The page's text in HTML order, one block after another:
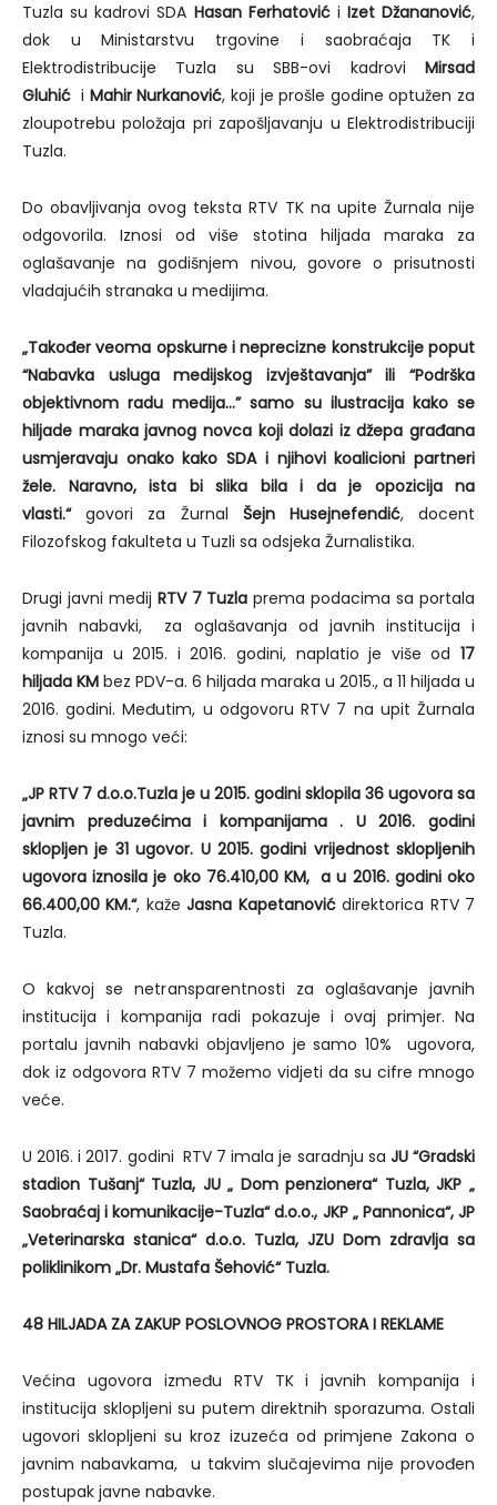
Tuzla su kadrovi SDA Hasan Ferhatović i Izet Džananović,
dok u Ministarstvu trgovine i saobraćaja TK i
Elektrodistribucije Tuzla su SBB-ovi kadrovi Mirsad
Gluhić i Mahir Nurkanović, koji je prošle godine optužen za
zloupotrebu položaja pri zapošljavanju u Elektrodistribuciji
Tuzla.
Do obavljivanja ovog teksta RTV TK na upite Žurnala nije
odgovorila. Iznosi od više stotina hiljada maraka za
oglašavanje na godišnjem nivou, govore o prisutnosti
vladajućih stranaka u medijima.
„Također veoma opskurne i neprecizne konstrukcije poput
“Nabavka usluga medijskog izvještavanja” ili “Podrška
objektivnom radu medija…” samo su ilustracija kako se
hiljade maraka javnog novca koji dolazi iz džepa građana
usmjeravaju onako kako SDA i njihovi koalicioni partneri
žele. Naravno, ista bi slika bila i da je opozicija na
vlasti.“govori za Žurnal Šejn Husejnefendić, docent
Filozofskog fakulteta u Tuzli sa odsjeka Žurnalistika.
Drugi javni medij RTV 7 Tuzlaprema podacima sa portala
javnih nabavki, za oglašavanja od javnih institucija i
kompanija u 2015. i 2016. godini, naplatio je više od 17
hiljada KM bez PDV-a. 6 hiljada maraka u 2015., a 11 hiljada u
2016. godini. Međutim, u odgovoru RTV 7 na upit Žurnala
iznosi su mnogo veći:
„JP RTV 7 d.o.o.Tuzla je u 2015. godini sklopila 36 ugovora sa
javnim preduzećima i kompanijama . U 2016. godini
sklopljen je 31 ugovor. U 2015. godini vrijednost sklopljenih
ugovora iznosila je oko 76.410,00 KM, a u 2016. godini oko
66.400,00 KM.“, kažeJasna Kapetanovićdirektorica RTV 7
Tuzla.
O kakvoj se netransparentnosti za oglašavanje javnih
institucija i kompanija radi pokazuje i ovaj primjer. Na
portalu javnih nabavki objavljeno je samo 10% ugovora,
dok iz odgovora RTV 7 možemo vidjeti da su cifre mnogo
veće.
U 2016. i 2017. godini RTV 7 imala je saradnju sa JU “Gradski
stadion Tušanj“ Tuzla, JU „ Dom penzionera“ Tuzla, JKP „
Saobraćaj i komunikacije-Tuzla“ d.o.o., JKP „ Pannonica“, JP
„Veterinarska stanica“ d.o.o. Tuzla, JZU Dom zdravlja sa
poliklinikom „Dr. Mustafa Šehović“ Tuzla.
48 HILJADA ZA ZAKUP POSLOVNOG PROSTORA I REKLAME
Većina ugovora između RTV TK i javnih kompanija i
institucija sklopljeni su putem direktnih sporazuma. Ostali
ugovori sklopljeni su kroz izuzeća od primjene Zakona o
javnim nabavkama, u takvim slučajevima nije provođen
postupak javne nabavke.